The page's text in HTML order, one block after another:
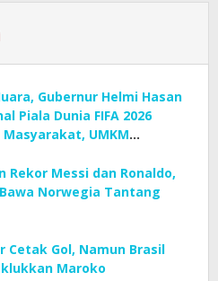
Gubernur Helmi Hasan
Piala Dunia FIFA 2026
Masyarakat, UMKM
Rekor Messi dan Ronaldo,
Norwegia Tantang
Cetak Gol, Namun Brasil
Maroko